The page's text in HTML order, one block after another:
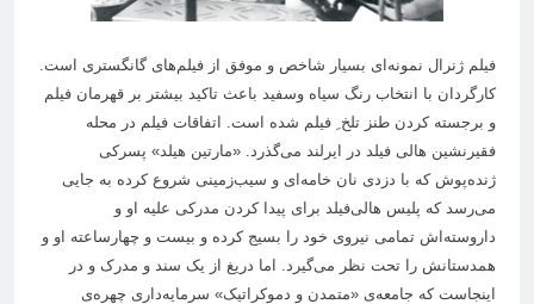
فیلم ژنرال نمونه‌ای بسیار شاخص و موفق از فیلم‌های گانگستری است.
کارگردان با انتخاب رنگ سیاه وسفید باعث تاکید بیشتر بر قهرمان فیلم
و برجسته کردن طنز تلخ ِ فیلم شده است. اتفاقات فیلم در محله
فقیرنشین هالی فیلد در ایرلند می‌گذرد. «مارتین هیلد» پسرکی
ژنده‌پوش که با دزدی نان خامه‌ای و سیب‌زمینی شروع کرده به جایی
می‌رسد که پلیس هالی‌فیلد برای پیدا کردن مدرکی علیه او و
داروسته‌اش تمامی نیروی خود را بسیج کرده و بیست و چهارساعته او و
همدستانش را تحت نظر می‌گیرد. اما دریغ از یک سند و مدرک و در
اینجاست که جامعه‌ی «متمدن و دموکراتیک» سرمایه‌داری چهره‌ی